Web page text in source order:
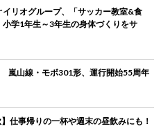
リオグループ、「サッカー教室&食
学1年生～3年生の身体づくりをサ
嵐山線・モボ301形、運行開始55周年
仕事帰りの一杯や週末の昼飲みにも！